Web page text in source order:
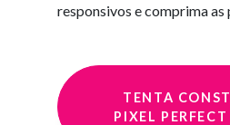
responsivos e comprima as
TENTA
PIXEL